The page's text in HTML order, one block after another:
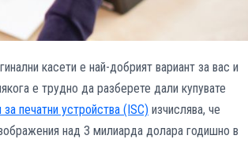
касети е най-добрият вариант за вас и
е трудно да разберете дали купувате
печатни устройства (ISC) изчислява, че
над 3 милиарда долара годишно в